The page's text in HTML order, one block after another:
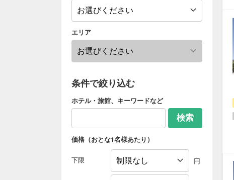
エリア
条件で絞り込む
ホテル・旅館、キーワードなど
検索
価格（おとな1名様あたり）
下限 円